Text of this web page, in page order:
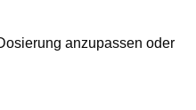
anzupassen oder